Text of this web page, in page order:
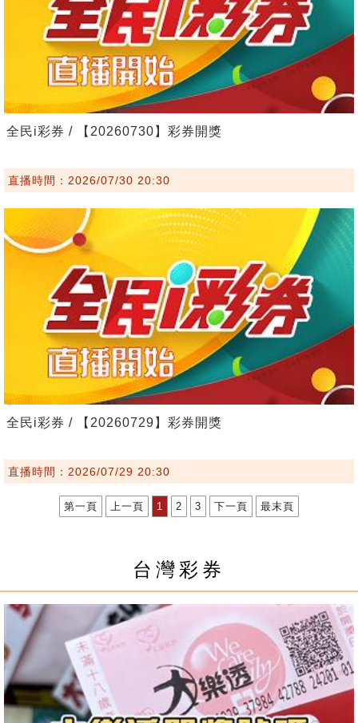
全民i彩券 / 【20260730】彩券開獎
直播時間：2026/07/30 20:30
全民i彩券 / 【20260729】彩券開獎
直播時間：2026/07/29 20:30
第一頁 上一頁 1 2 3 下一頁 最末頁
台灣彩券